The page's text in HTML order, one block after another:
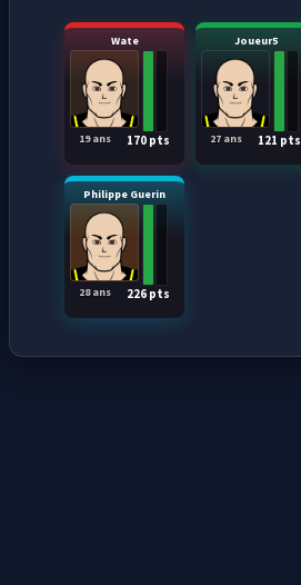
Wate
170 pts
19 ans
Joueur5
121 pts
27 ans
Philippe Guerin
226 pts
28 ans